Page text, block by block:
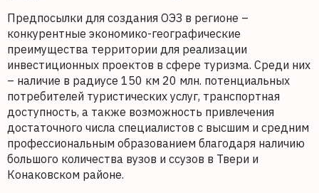
Предпосылки для создания ОЭЗ в регионе –
конкурентные экономико-географические
преимущества территории для реализации
инвестиционных проектов в сфере туризма. Среди них
– наличие в радиусе 150 км 20 млн. потенциальных
потребителей туристических услуг, транспортная
доступность, а также возможность привлечения
достаточного числа специалистов с высшим и средним
профессиональным образованием благодаря наличию
большого количества вузов и ссузов в Твери и
Конаковском районе.